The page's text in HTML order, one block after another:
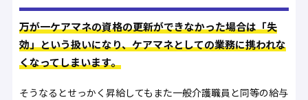
万が一ケアマネの資格の更新ができなかった場合は「失
効」という扱いになり、ケアマネとしての業務に携われな
くなってしまいます。
そうなるとせっかく昇給してもまた一般介護職員と同等の給与